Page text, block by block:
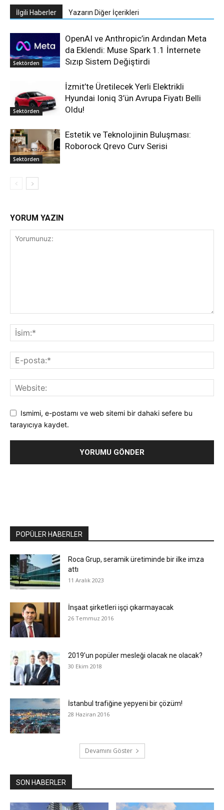
İlgili Haberler Yazarın Diğer İçerikleri
Sektörden
OpenAI ve Anthropic’in Ardından Meta
da Eklendi: Muse Spark 1.1 İnternete
Sızıp Sistem Değiştirdi
Sektörden
İzmit’te Üretilecek Yerli Elektrikli
Hyundai Ioniq 3’ün Avrupa Fiyatı Belli
Oldu!
Sektörden
Estetik ve Teknolojinin Buluşması:
Roborock Qrevo Curv Serisi
YORUM YAZIN
Ismimi, e-postamı ve web sitemi bir dahaki sefere bu
tarayıcıya kaydet.
POPÜLER HABERLER
Roca Grup, seramik üretiminde bir ilke imza
attı
11 Aralık 2023
İnşaat şirketleri işçi çıkarmayacak
26 Temmuz 2016
2019’un popüler mesleği olacak ne olacak?
30 Ekim 2018
İstanbul trafiğine yepyeni bir çözüm!
28 Haziran 2016
Devamını Göster
SON HABERLER